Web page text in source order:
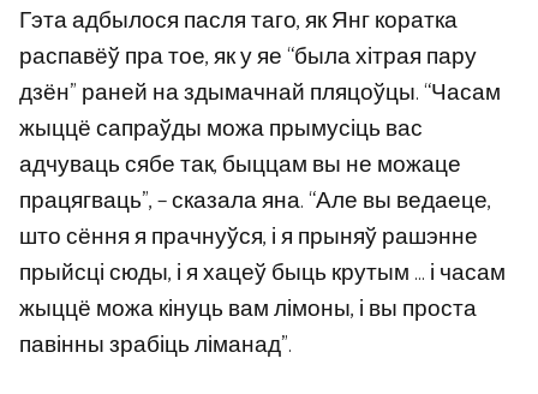
Гэта адбылося пасля таго, як Янг коратка
распавёў пра тое, як у яе “была хітрая пару
дзён” раней на здымачнай пляцоўцы. “Часам
жыццё сапраўды можа прымусіць вас
адчуваць сябе так, быццам вы не можаце
працягваць”, – сказала яна. “Але вы ведаеце,
што сёння я прачнуўся, і я прыняў рашэнне
прыйсці сюды, і я хацеў быць крутым … і часам
жыццё можа кінуць вам лімоны, і вы проста
павінны зрабіць ліманад”.